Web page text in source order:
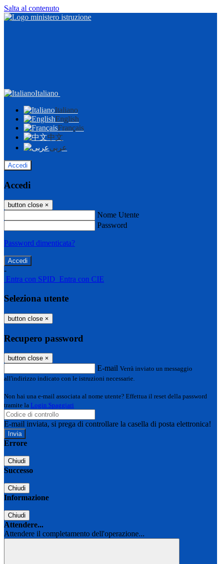
Salta al contenuto
Italiano
Italiano
English
Français
中文
عربى
Accedi
Accedi
button close ×
Nome Utente
Password
Password dimenticata?
-
Entra con SPID Entra con CIE
Seleziona utente
button close ×
Recupero password
button close ×
E-mail Verrà inviato un messaggio
all'indirizzo indicato con le istruzioni necessarie.
Non hai una e-mail associata al nome utente? Effettua il reset della password
tramite la Login Spaggiari
E-mail inviata, si prega di controllare la casella di posta elettronica!
Errore
Chiudi
Successo
Chiudi
Informazione
Chiudi
Attendere...
Attendere il completamento dell'operazione...